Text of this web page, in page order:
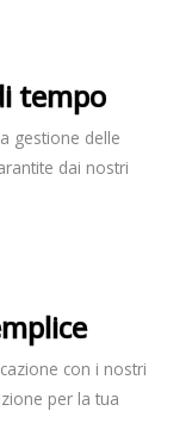
tempo
gestione delle
dai nostri
con i nostri
per la tua